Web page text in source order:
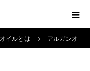
イルとは アルガンオ